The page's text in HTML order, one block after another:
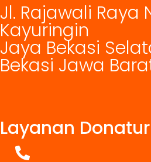
Jl. Rajawali Raya
Kayuringin
Jaya Bekasi
Bekasi Jawa
Layanan Donatur